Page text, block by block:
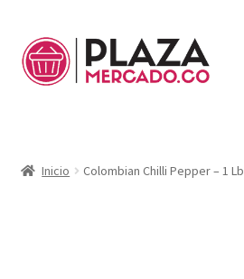
Inicio Colombian Chilli Pepper – 1 Lb